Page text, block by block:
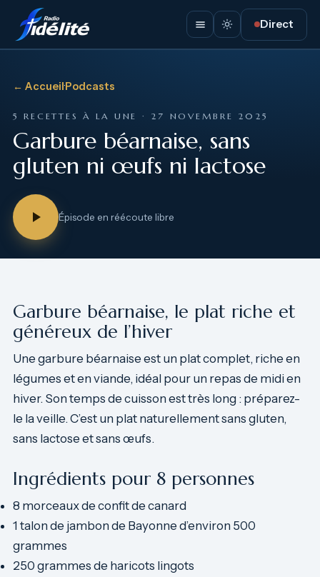
Direct
← Accueil·Podcasts
5 RECETTES À LA UNE · 27 NOVEMBRE 2025
Garbure béarnaise, sans
gluten ni œufs ni lactose
Épisode en réécoute libre
Garbure béarnaise, le plat riche et
généreux de l’hiver
Une garbure béarnaise est un plat complet, riche en
légumes et en viande, idéal pour un repas de midi en
hiver. Son temps de cuisson est très long : préparez-
le la veille. C’est un plat naturellement sans gluten,
sans lactose et sans œufs.
Ingrédients pour 8 personnes
8 morceaux de confit de canard
1 talon de jambon de Bayonne d’environ 500
grammes
250 grammes de haricots lingots